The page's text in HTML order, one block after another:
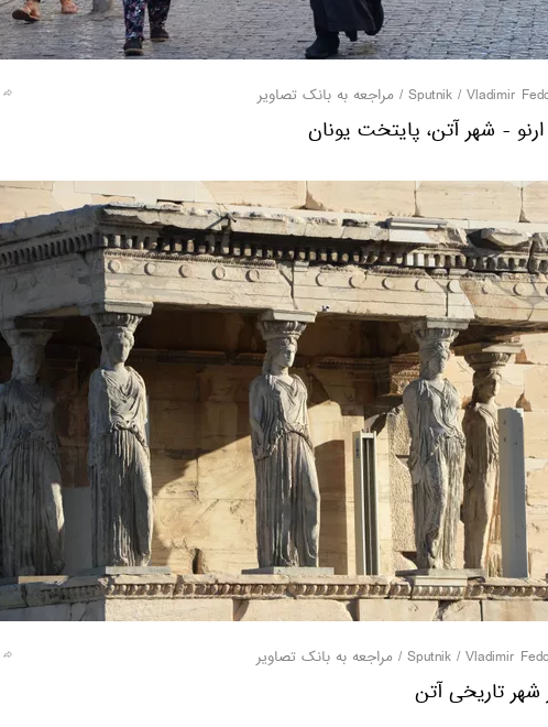
/ مراجعه به بانک تصاویر
- شهر آتن، پایتخت یونان
/ مراجعه به بانک تصاویر
تاریخی آتن